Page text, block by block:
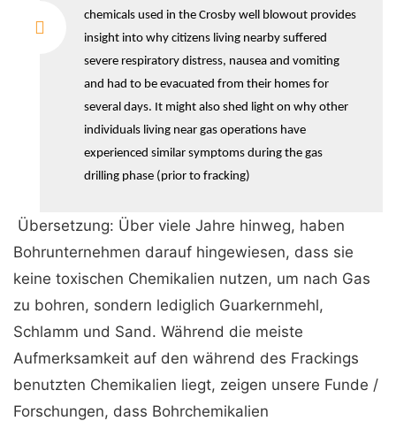
chemicals used in the Crosby well blowout provides
insight into why citizens living nearby suffered
severe respiratory distress, nausea and vomiting
and had to be evacuated from their homes for
several days. It might also shed light on why other
individuals living near gas operations have
experienced similar symptoms during the gas
drilling phase (prior to fracking)
Übersetzung: Über viele Jahre hinweg, haben
Bohrunternehmen darauf hingewiesen, dass sie
keine toxischen Chemikalien nutzen, um nach Gas
zu bohren, sondern lediglich Guarkernmehl,
Schlamm und Sand. Während die meiste
Aufmerksamkeit auf den während des Frackings
benutzten Chemikalien liegt, zeigen unsere Funde /
Forschungen, dass Bohrchemikalien